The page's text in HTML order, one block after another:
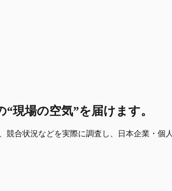
現場の空気”を届けます。
合状況などを実際に調査し、日本企業・個